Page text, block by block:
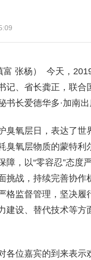
富 张杨） 今天，
记、省长龚正，联合
长爱德华多·加南出
臭氧层日，表达了
臭氧层物质的蒙特利
，以“零容忍”态度
挑战，持续完善协
格监督管理，坚决
建设、替代技术等
各位嘉宾的到来表